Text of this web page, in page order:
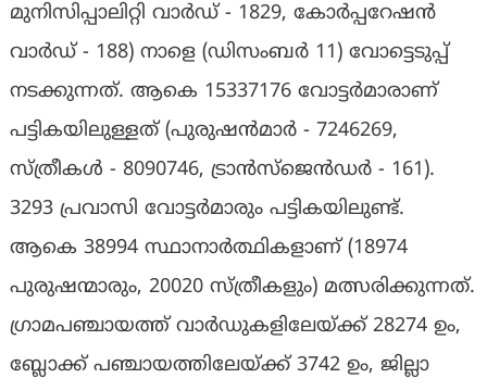
മുനിസിപ്പാലിറ്റി വാർഡ് - 1829, കോർപ്പറേഷൻ
വാർഡ് - 188) നാളെ (ഡിസംബർ 11) വോട്ടെടുപ്പ്
നടക്കുന്നത്. ആകെ 15337176 വോട്ടർമാരാണ്
പട്ടികയിലുള്ളത് (പുരുഷൻമാർ - 7246269,
സ്ത്രീകൾ - 8090746, ട്രാൻസ്ജെൻഡർ - 161).
3293 പ്രവാസി വോട്ടർമാരും പട്ടികയിലുണ്ട്.
ആകെ 38994 സ്ഥാനാർത്ഥികളാണ് (18974
പുരുഷന്മാരും, 20020 സ്ത്രീകളും) മത്സരിക്കുന്നത്.
ഗ്രാമപഞ്ചായത്ത് വാർഡുകളിലേയ്ക്ക് 28274 ഉം,
ബ്ലോക്ക് പഞ്ചായത്തിലേയ്ക്ക് 3742 ഉം, ജില്ലാ